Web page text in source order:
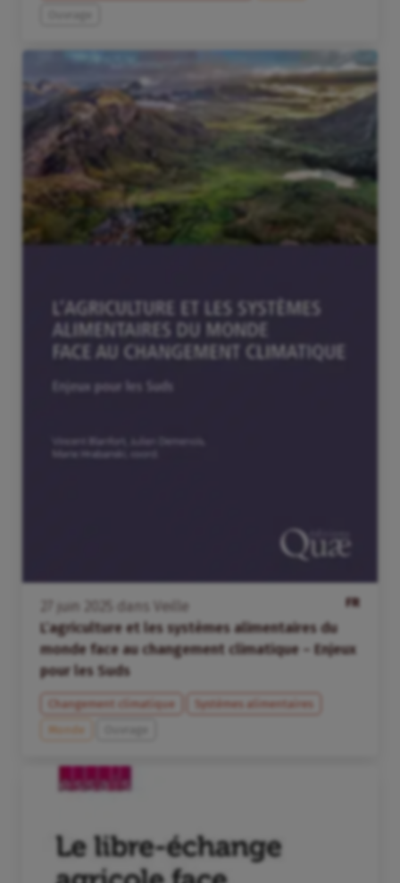
FR
juin dans
Veille
L’agriculture et les systèmes alimentaires du
monde face au changement climatique – Enjeux
pour les Suds
Changement climatique
Systèmes alimentaires
Monde